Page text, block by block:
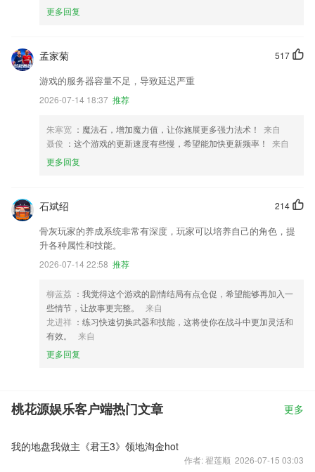
更多回复
517
孟家菊
游戏的服务器容量不足，导致延迟严重
2026-07-14 18:37 推荐
朱寒宽 ：魔法石，增加魔力值，让你施展更多强力法术！
来自
聂俊 ：这个游戏的更新速度有些慢，希望能加快更新频率！
来自
更多回复
214
石斌绍
骨灰玩家的养成系统非常有深度，玩家可以培养自己的角色，提
升各种属性和技能。
2026-07-14 22:58 推荐
柳蓝荔 ：我觉得这个游戏的剧情结局有点仓促，希望能够再加入一
些情节，让故事更完整。
来自
龙进祥 ：练习快速切换武器和技能，这将使你在战斗中更加灵活和
有效。
来自
更多回复
桃花源娱乐客户端热门文章 更多
我的地盘我做主《君王3》领地淘金hot
作者: 翟莲顺 2026-07-15 03:03